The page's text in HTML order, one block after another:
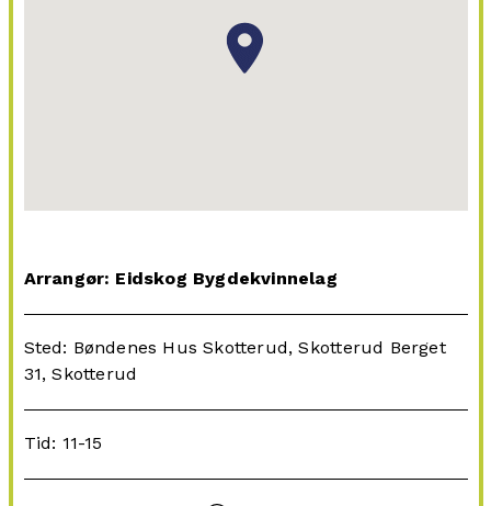
Arrangør: Eidskog Bygdekvinnelag
Sted: Bøndenes Hus Skotterud, Skotterud Berget
31, Skotterud
Tid: 11-15